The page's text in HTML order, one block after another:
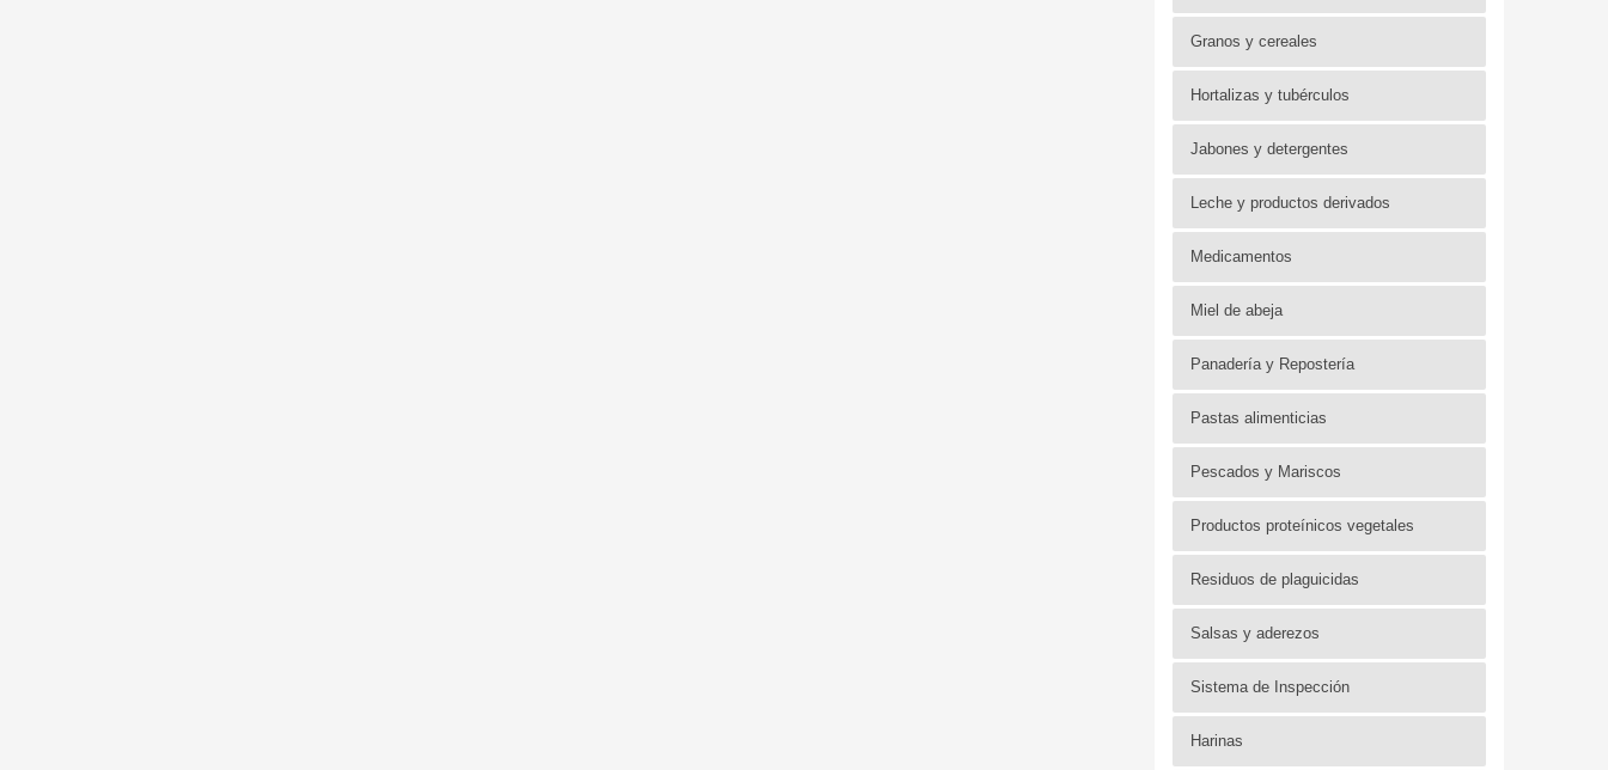
Granos y cereales
Hortalizas y tubérculos
Jabones y detergentes
Leche y productos derivados
Medicamentos
Miel de abeja
Panadería y Repostería
Pastas alimenticias
Pescados y Mariscos
Productos proteínicos vegetales
Residuos de plaguicidas
Salsas y aderezos
Sistema de Inspección
Harinas